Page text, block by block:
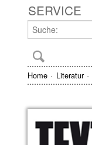
SERVICE
Home Literatur